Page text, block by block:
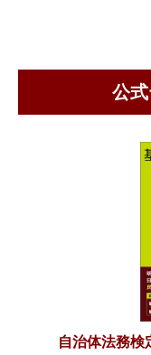
公
自治体法務検